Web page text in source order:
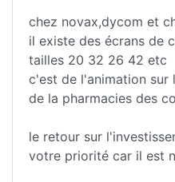
chez novax,dycom et
il existe des écrans de
tailles 20 32 26 42 etc
c'est de l'animation sur
de la pharmacies des
le retour sur
votre priorité car il est